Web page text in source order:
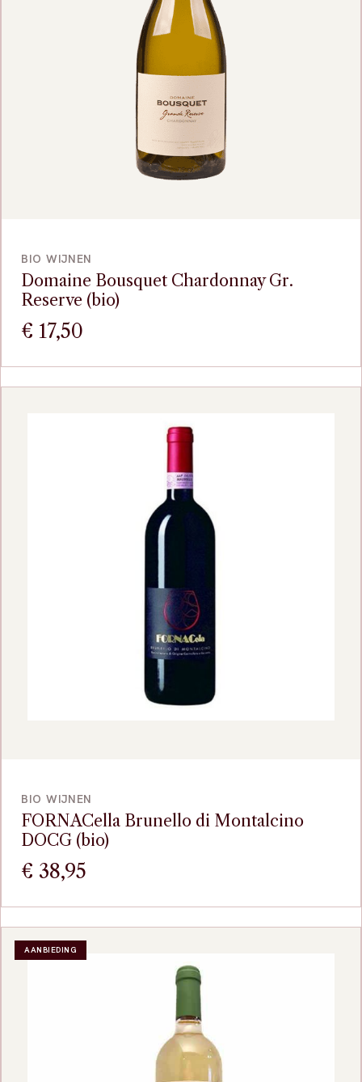
BIO WIJNEN
Domaine Bousquet Chardonnay Gr.
Reserve (bio)
€ 17,50
BIO WIJNEN
FORNACella Brunello di Montalcino
DOCG (bio)
€ 38,95
AANBIEDING